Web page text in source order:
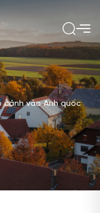
cảnh vào Anh quốc